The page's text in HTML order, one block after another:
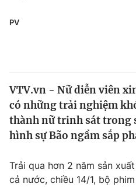
Tin tức
Thế giới đó đây
Câu chuyện quốc tế
Kinh tế
Tài chính
Góc doanh nghiệp
Dữ liệu và đời sống
Truyền hình
PV
VTV.vn - Nữ diễn viên
có những trải nghiệm
thành nữ trinh sát trong
hình sự Bão ngầm sắp
Trải qua hơn 2 năm sản
cả nước, chiều 14/1, bộ phim